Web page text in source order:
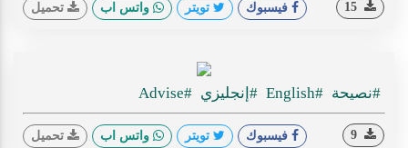
فيسبوك تويتر واتس اب تحميل
#نصيحة #English #إنجليزي #Advise
فيسبوك تويتر واتس اب تحميل